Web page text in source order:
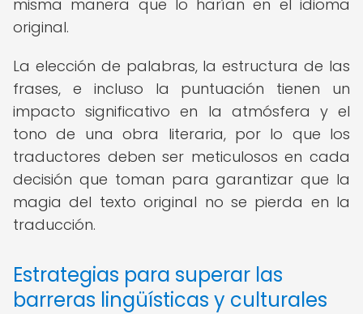
misma manera que lo harían en el idioma
original.
La elección de palabras, la estructura de las
frases, e incluso la puntuación tienen un
impacto significativo en la atmósfera y el
tono de una obra literaria, por lo que los
traductores deben ser meticulosos en cada
decisión que toman para garantizar que la
magia del texto original no se pierda en la
traducción.
Estrategias para superar las
barreras lingüísticas y culturales